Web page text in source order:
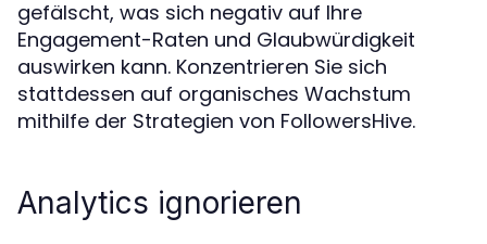
gefälscht, was sich negativ auf Ihre
Engagement-Raten und Glaubwürdigkeit
auswirken kann. Konzentrieren Sie sich
stattdessen auf organisches Wachstum
mithilfe der Strategien von FollowersHive.
Analytics ignorieren